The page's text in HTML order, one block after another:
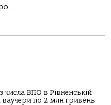
числа ВПО в Рівненській
по 2 млн гривень